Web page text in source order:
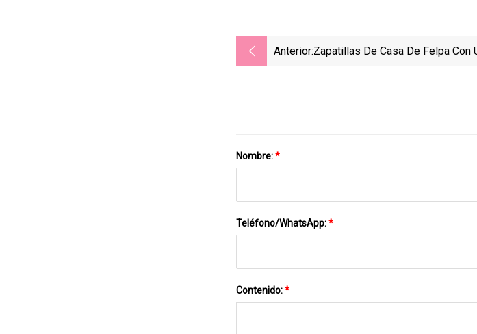
Anterior:Zapatillas De Casa De Felpa Con
Nombre:*
Teléfono/WhatsApp:*
Contenido:*